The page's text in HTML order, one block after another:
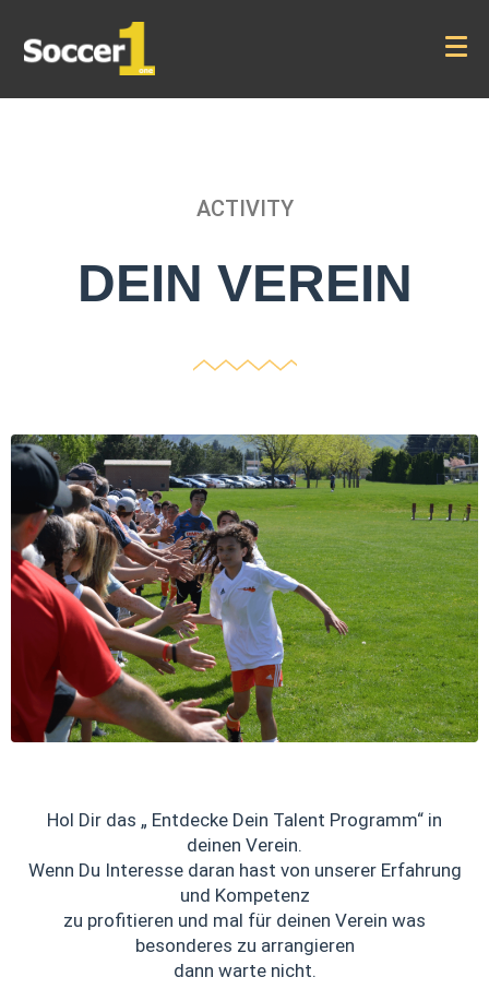
ACTIVITY
DEIN VEREIN
Hol Dir das „ Entdecke Dein Talent Programm“ in
deinen Verein.
Wenn Du Interesse daran hast von unserer Erfahrung
und Kompetenz
zu profitieren und mal für deinen Verein was
besonderes zu arrangieren
dann warte nicht.